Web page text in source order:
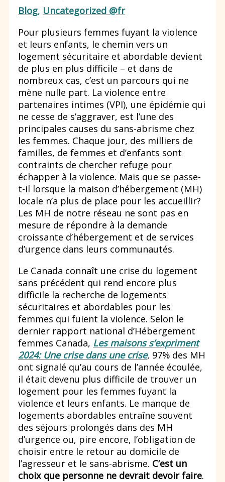
Blog, Uncategorized @fr
Pour plusieurs femmes fuyant la violence
et leurs enfants, le chemin vers un
logement sécuritaire et abordable devient
de plus en plus difficile – et dans de
nombreux cas, c’est un parcours qui ne
mène nulle part. La violence entre
partenaires intimes (VPI), une épidémie qui
ne cesse de s’aggraver, est l’une des
principales causes du sans-abrisme chez
les femmes. Chaque jour, des milliers de
familles, de femmes et d’enfants sont
contraints de chercher refuge pour
échapper à la violence. Mais que se passe-
t-il lorsque la maison d’hébergement (MH)
locale n’a plus de place pour les accueillir?
Les MH de notre réseau ne sont pas en
mesure de répondre à la demande
croissante d’hébergement et de services
d’urgence dans leurs communautés.
Le Canada connaît une crise du logement
sans précédent qui rend encore plus
difficile la recherche de logements
sécuritaires et abordables pour les
femmes qui fuient la violence. Selon le
dernier rapport national d’Hébergement
femmes Canada, Les maisons s’expriment
2024: Une crise dans une crise, 97% des MH
ont signalé qu’au cours de l’année écoulée,
il était devenu plus difficile de trouver un
logement pour les femmes fuyant la
violence et leurs enfants. Le manque de
logements abordables entraîne souvent
des séjours prolongés dans des MH
d’urgence ou, pire encore, l’obligation de
choisir entre le retour au domicile de
l’agresseur et le sans-abrisme. C’est un
choix que personne ne devrait devoir faire.